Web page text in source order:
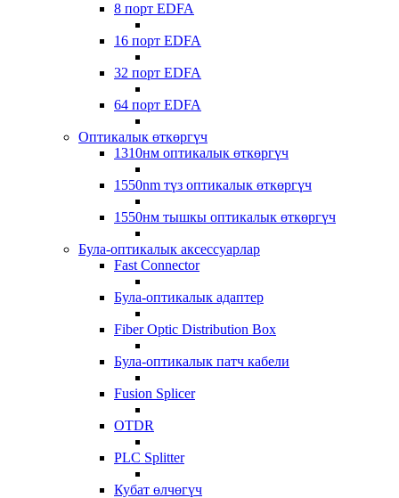
8 порт EDFA
16 порт EDFA
32 порт EDFA
64 порт EDFA
Оптикалык өткөргүч
1310нм оптикалык өткөргүч
1550nm түз оптикалык өткөргүч
1550нм тышкы оптикалык өткөргүч
Була-оптикалык аксессуарлар
Fast Connector
Була-оптикалык адаптер
Fiber Optic Distribution Box
Була-оптикалык патч кабели
Fusion Splicer
OTDR
PLC Splitter
Кубат өлчөгүч